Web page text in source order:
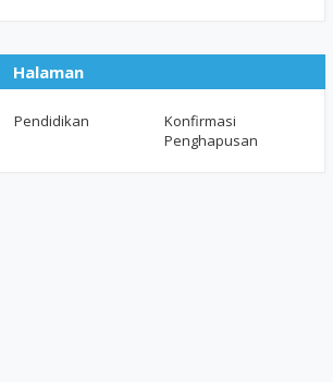
Halaman
Pendidikan
Konfirmasi
Penghapusan